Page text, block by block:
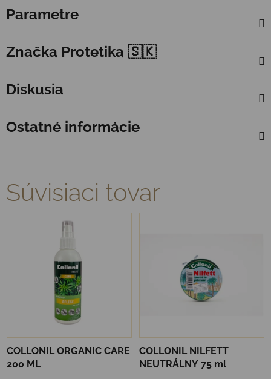
Parametre
Značka Protetika 🇸🇰
Diskusia
Ostatné informácie
Súvisiaci tovar
COLLONIL ORGANIC CARE
200 ML
COLLONIL NILFETT
NEUTRÁLNY 75 ml